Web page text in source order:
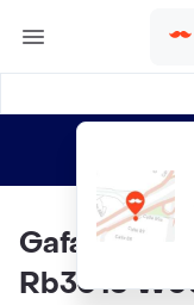
Gafas De
Rb3016